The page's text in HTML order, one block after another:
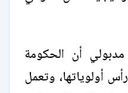
أن الحكومة
أولوياتها، وتعمل